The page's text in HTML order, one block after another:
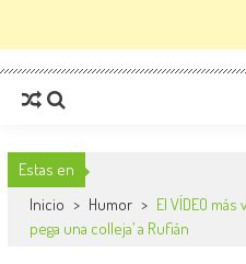
Estas en
Inicio > Humor > El VÍDEO
pega una colleja’ a Rufián